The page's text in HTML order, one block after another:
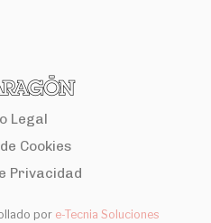
Legal
Cookies
Privacidad
por e-Tecnia Soluciones